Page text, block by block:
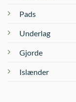
Pads
Underlag
Gjorde
Islænder